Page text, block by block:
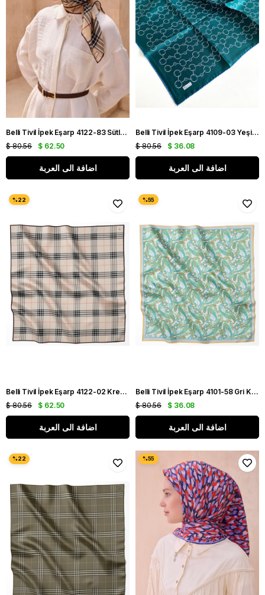
Belli Tivil İpek Eşarp 4122-83 Sütlü Kahve Karışık Desen
$ 62.50
$ 80.56
اضافة الى العربة
Belli Tivil İpek Eşarp 4109-03 Yeşil Karışık Desen
$ 36.08
$ 80.56
اضافة الى العربة
Belli Tivil İpek Eşarp 4122-02 Krem Karışık Desen
$ 62.50
$ 80.56
اضافة الى العربة
Belli Tivil İpek Eşarp 4101-58 Gri Karışık Desen
$ 36.08
$ 80.56
اضافة الى العربة